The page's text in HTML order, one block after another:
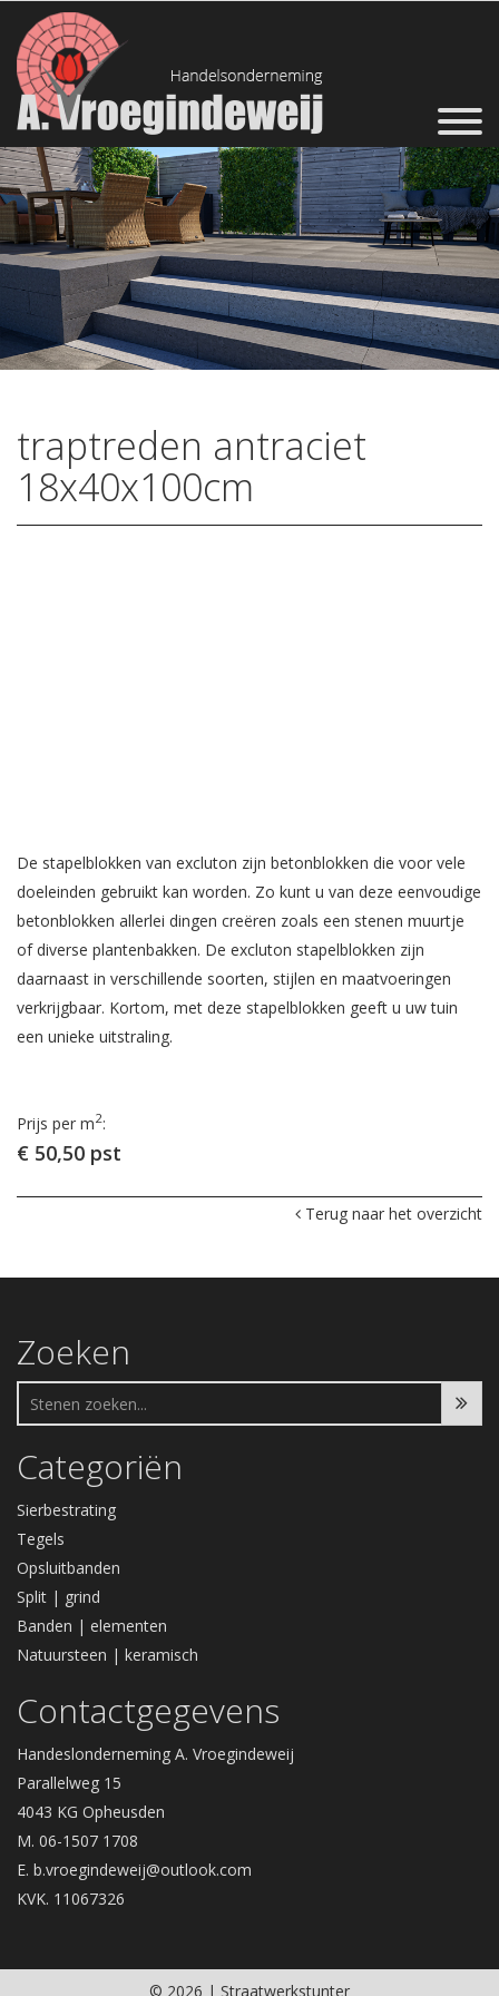
traptreden antraciet
18x40x100cm
De stapelblokken van excluton zijn betonblokken die voor vele
doeleinden gebruikt kan worden. Zo kunt u van deze eenvoudige
betonblokken allerlei dingen creëren zoals een stenen muurtje
of diverse plantenbakken. De excluton stapelblokken zijn
daarnaast in verschillende soorten, stijlen en maatvoeringen
verkrijgbaar. Kortom, met deze stapelblokken geeft u uw tuin
een unieke uitstraling.
Prijs per m2:
€ 50,50 pst
Terug naar het overzicht
Zoeken
Categoriën
Sierbestrating
Tegels
Opsluitbanden
Split | grind
Banden | elementen
Natuursteen | keramisch
Contactgegevens
Handeslonderneming A. Vroegindeweij
Parallelweg 15
4043 KG Opheusden
M. 06-1507 1708
E. b.vroegindeweij@outlook.com
KVK. 11067326
© 2026 | Straatwerkstunter